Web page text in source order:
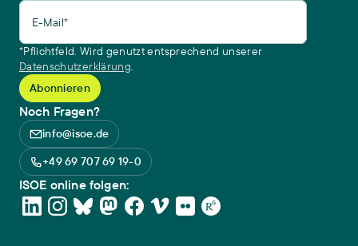
E-Mail*
*Pflichtfeld. Wird genutzt entsprechend unserer
Datenschutzerklärung.
Noch Fragen?
info@isoe.de
+49 69 707 69 19-0
ISOE online folgen: